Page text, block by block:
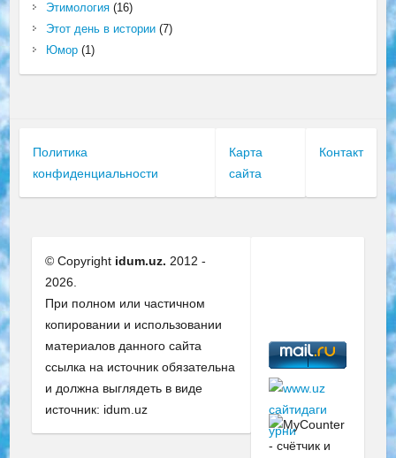
Этимология(16)
Этот день в истории(7)
Юмор(1)
Политика
конфиденциальности
Карта
сайта
Контакт
© Copyright idum.uz. 2012 -
2026.
При полном или частичном
копировании и использовании
материалов данного сайта
ссылка на источник обязательна
и должна выглядеть в виде
источник: idum.uz